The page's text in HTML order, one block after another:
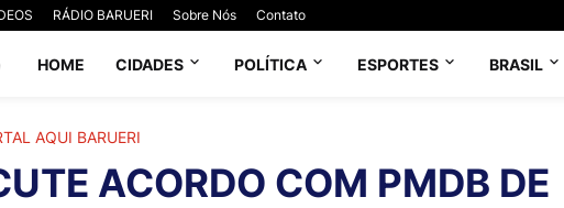
RÁDIO BARUERI Sobre Nós Contato
HOME CIDADES POLÍTICA ESPORTES BRASIL
AQUI BARUERI
ACORDO COM PMDB DE